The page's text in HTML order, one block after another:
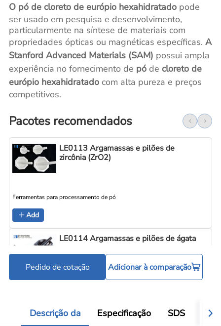
O pó de cloreto de európio hexahidratado pode
ser usado em pesquisa e desenvolvimento,
particularmente na síntese de materiais com
propriedades ópticas ou magnéticas específicas. A
Stanford Advanced Materials (SAM) possui ampla
experiência no fornecimento de póde cloreto de
európio hexahidratadocom alta pureza e preços
competitivos.
Pacotes recomendados
LE0113 Argamassas e pilões de
zircônia (ZrO2)
Ferramentas para processamento de pó
Add
LE0114 Argamassas e pilões de ágata
Pedido de cotação Adicionar à comparação
Descrição da Especificação SDS